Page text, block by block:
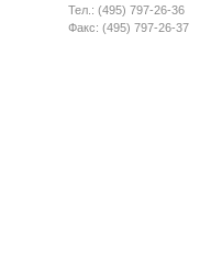
Тел.: (495) 797-26-36
Факс: (495) 797-26-37